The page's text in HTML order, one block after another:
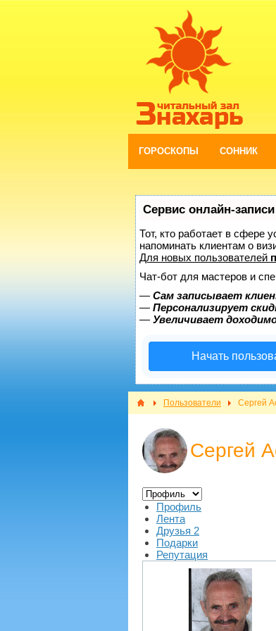
ГОРОСКОПЫ СОННИК
Сервис онлайн-
Тот, кто работает в сфере
напоминать клиентам о
Для новых пользователей
Чат-бот для мастеров и
— Сам записывает
— Персонализирует
— Увеличивает
Начать
Пользователи Сергей
Сергей
Профиль
Лента
Друзья 2
Подарки
Репутация